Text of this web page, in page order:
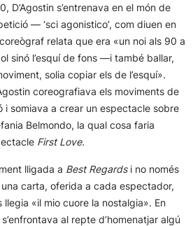
D’Agostin s’entrenava en el món de
— ‘sci agonistico’, com diuen en
relata que era «un noi als 90 a
sinó l’esquí de fons —i també ballar,
solia copiar els de l’esquí».
coreografiava els moviments de
i somiava a crear un espectacle sobre
Belmondo, la qual cosa faria
First Love.
lligada a Best Regards i no només
carta, oferida a cada espectador,
«il mio cuore la nostalgia». En
al repte d’homenatjar algú